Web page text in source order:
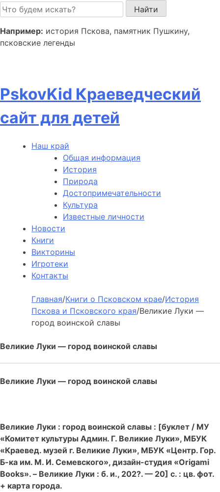
Пролистать
до
контента
Например: история Пскова, памятник Пушкину,
псковские легенды
PskovKid Краеведческий
сайт для детей
Наш край
Общая информация
История
Природа
Достопримечательности
Культура
Известные личности
Новости
Книги
Викторины
Игротеки
Контакты
Главная/Книги о Псковском крае/История
Пскова и Псковского края/Великие Луки —
город воинской славы
Великие Луки — город воинской славы
Великие Луки — город воинской славы
Великие Луки : город воинской славы : [буклет / МУ
«Комитет культуры Админ. Г. Великие Луки», МБУК
«Краевед. музей г. Великие Луки», МБУК «Центр. Гор.
Б-ка им. М. И. Семевского», дизайн-студия «Origami
Books». – Великие Луки : б. и., 202?. — 20] с. : цв. фот.
+ карта города.